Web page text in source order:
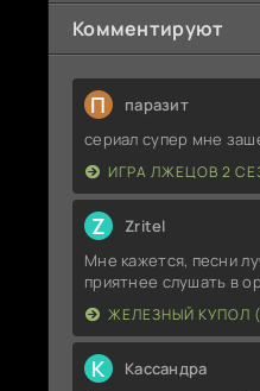
Комментируют
П паразит
сериал супер мне
ИГРА ЛЖЕЦОВ 2
Z Zritel
Мне кажется, песни
приятнее слушать в
ЖЕЛЕЗНЫЙ КУПОЛ
К Кассандра